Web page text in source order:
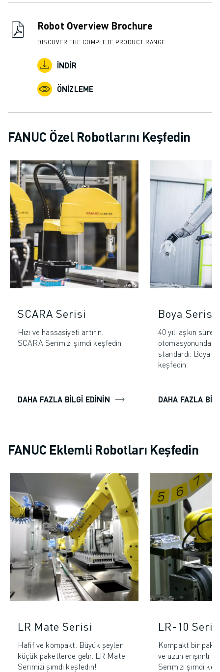
KÜNYE
Robot Overview Brochure
DISCOVER THE COMPLETE PRODUCT RANGE
İNDIR
ÖNIZLEME
FANUC Özel Robotlarını Keşfedin
SCARA Serisi
Hızı ve hassasiyeti artırın.
SCARA Serimizi şimdi keşfedin!
DAHA FAZLA BILGI EDININ
Boya Serisi
40 yılı aşkın
otomasyonunda
standardı. Boya
keşfedin.
DAHA FAZLA
FANUC Eklemli Robotları Keşfedin
LR Mate Serisi
Hafif ve kompakt. Büyük şeyler
küçük paketlerde gelir. LR Mate
Serimizi şimdi keşfedin!
LR-10
Kompakt bir
ve uzun erişimli
Serimizi şimdi